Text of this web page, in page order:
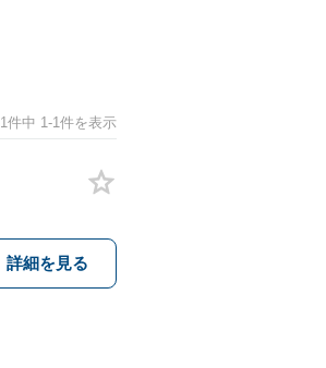
1件中 1-1件を表示
詳細を見る